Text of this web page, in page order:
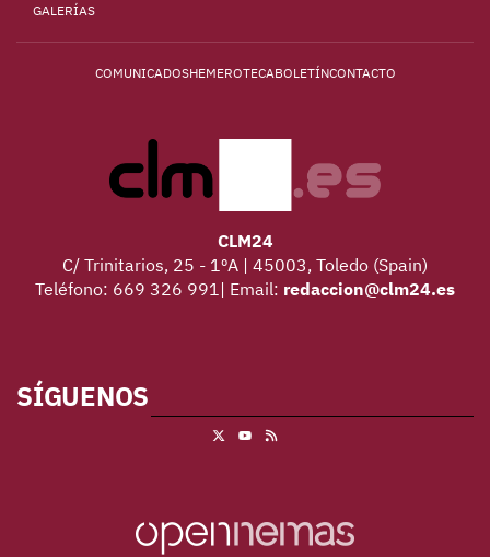
GALERÍAS
COMUNICADOSHEMEROTECABOLETÍNCONTACTO
CLM24
C/ Trinitarios, 25 - 1ºA | 45003, Toledo (Spain)
Teléfono: 669 326 991| Email: redaccion@clm24.es
SÍGUENOS